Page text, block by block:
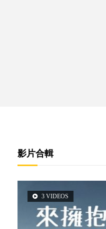
影片合輯
3 VIDEOS
2 VIDEOS
5 VIDEOS
14 VIDEOS
6 VIDEOS